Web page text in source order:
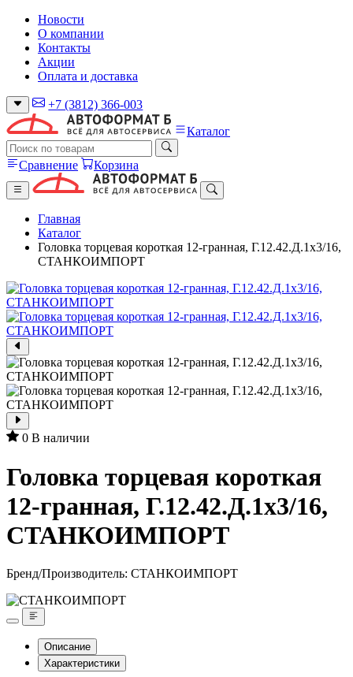
Новости
О компании
Контакты
Акции
Оплата и доставка
+7 (3812) 366-003
Каталог
Сравнение Корзина
Главная
Каталог
Головка торцевая короткая 12-гранная, Г.12.42.Д.1х3/16,
СТАНКОИМПОРТ
0 В наличии
Головка торцевая короткая
12-гранная, Г.12.42.Д.1х3/16,
СТАНКОИМПОРТ
Бренд/Производитель: СТАНКОИМПОРТ
Описание
Характеристики